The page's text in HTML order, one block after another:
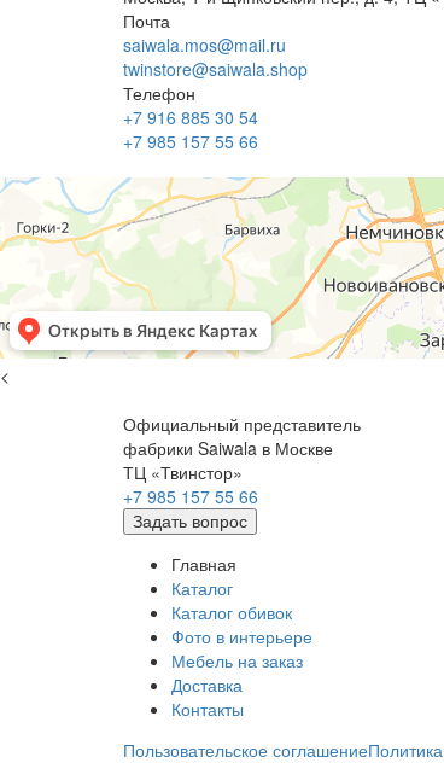
Почта
saiwala.mos@mail.ru
twinstore@saiwala.shop
Телефон
+7 916 885 30 54
+7 985 157 55 66
<
Официальный представитель
фабрики Saiwala в Москве
ТЦ «Твинстор»
+7 985 157 55 66
Задать вопрос
Главная
Каталог
Каталог обивок
Фото в интерьере
Мебель на заказ
Доставка
Контакты
Пользовательское соглашение